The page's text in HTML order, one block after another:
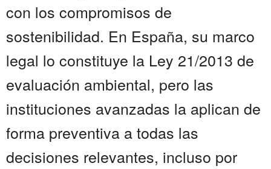
con los compromisos de
sostenibilidad. En España, su marco
legal lo constituye la Ley 21/2013 de
evaluación ambiental, pero las
instituciones avanzadas la aplican de
forma preventiva a todas las
decisiones relevantes, incluso por